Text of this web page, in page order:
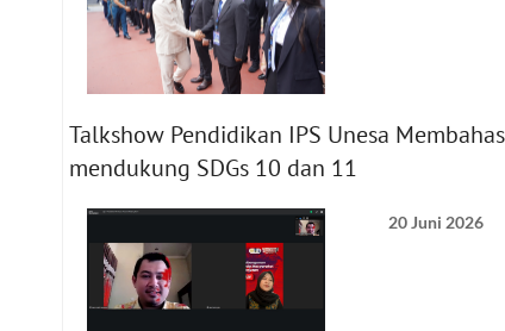
Talkshow Pendidikan IPS Unesa
mendukung SDGs 10 dan 11
20 Juni 2026